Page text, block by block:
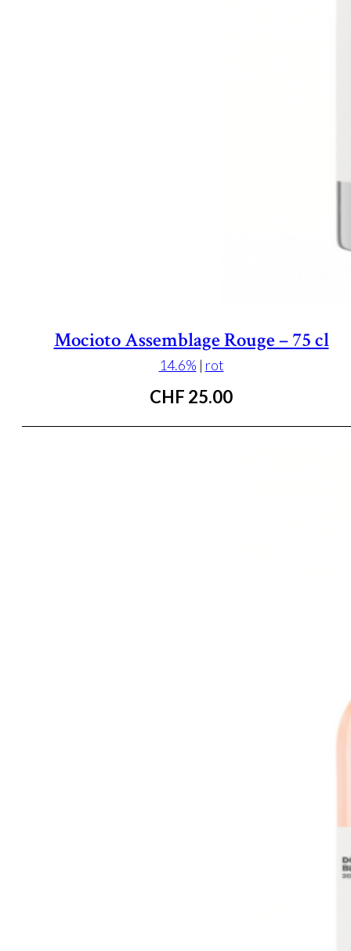
Mocioto Assemblage Rouge – 75 cl
14.6% | rot
CHF 25.00